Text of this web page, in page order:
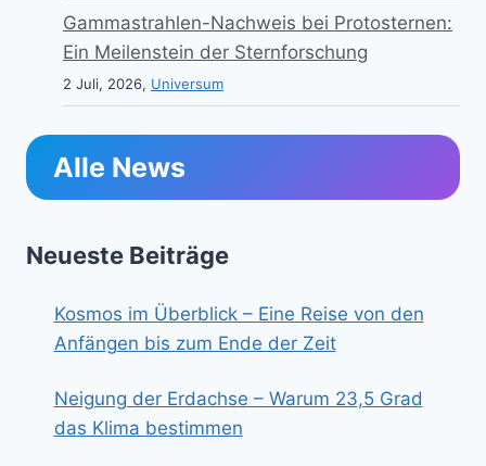
Gammastrahlen-Nachweis bei Protosternen:
Ein Meilenstein der Sternforschung
2 Juli, 2026, Universum
Alle News
Neueste Beiträge
Kosmos im Überblick – Eine Reise von den
Anfängen bis zum Ende der Zeit
Neigung der Erdachse – Warum 23,5 Grad
das Klima bestimmen